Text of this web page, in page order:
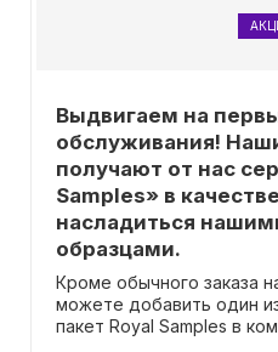
Выдвигаем на
обслуживания!
получают от нас
Samples» в
насладиться
образцами.
Кроме обычного заказа
можете добавить один
пакет Royal Samples в